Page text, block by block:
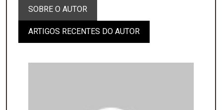
SOBRE O AUTOR
ARTIGOS RECENTES DO AUTOR